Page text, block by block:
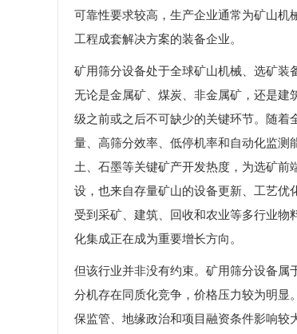
可靠性要求较高，生产企业通常为矿山
工程成套解决方案的装备企业。
矿用筛分设备处于全球矿山机械、选矿装
无论是金属矿、煤炭、非金属矿，还是
级之前或之后不可缺少的关键环节。随
量、高筛分效率、低停机率和自动化监
土、石墨等关键矿产开发热度，为选矿
设，也来自存量矿山的设备更新、工艺
受到采矿、建筑、回收和农业等多行业
化集成正在成为重要增长方向。
但该行业并非没有约束。矿用筛分设备
分机存在同质化竞争，价格压力较为明
保监管、地缘政治和项目融资条件影响